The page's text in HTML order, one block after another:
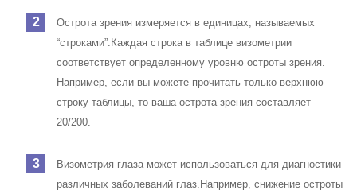
Острота зрения измеряется в единицах, называемых
“строками”. Каждая строка в таблице визометрии
соответствует определенному уровню остроты зрения.
Например, если вы можете прочитать только верхнюю
строку таблицы, то ваша острота зрения составляет
20/200.
Визометрия глаза может использоваться для диагностики
различных заболеваний глаз. Например, снижение остроты